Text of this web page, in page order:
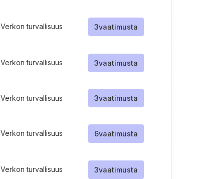
Verkon turvallisuus 3vaatimusta
Verkon turvallisuus 3vaatimusta
Verkon turvallisuus 3vaatimusta
Verkon turvallisuus 6vaatimusta
Verkon turvallisuus 3vaatimusta